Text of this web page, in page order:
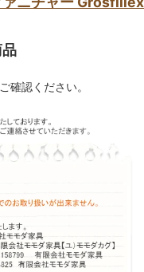
確認ください。